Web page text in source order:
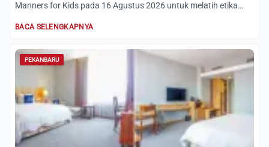
Manners for Kids pada 16 Agustus 2026 untuk melatih etika
BACA SELENGKAPNYA
PEKANBARU